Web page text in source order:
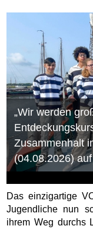
„Wir werden
Zusammenhalt
(04.08.2026)
Das einzigartige
Jugendliche nun
ihrem Weg durchs